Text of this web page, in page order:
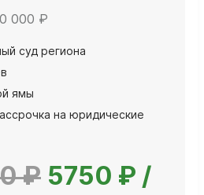
000 ₽
суд региона
ямы
на юридические
₽ 5750 ₽ /